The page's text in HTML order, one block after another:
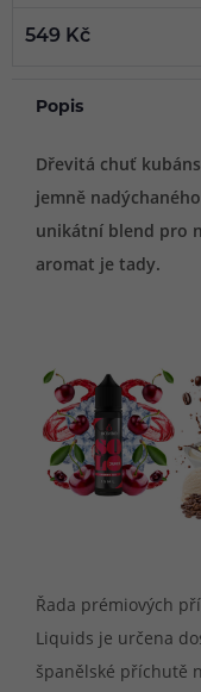
549 Kč
Popis
Dřevitá chuť
jemně
unikátní blend pro
aromat je tady.
Řada prémiových
Liquids je určena
španělské příchutě